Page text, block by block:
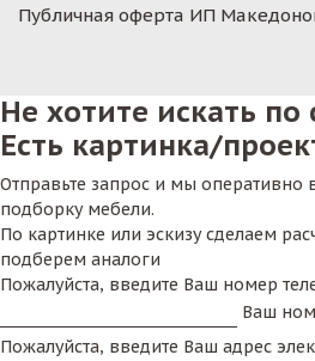
Публичная оферта ИП
Не хотите искать по
Есть картинка/
Отправьте запрос и мы оперативно
подборку мебели.
По картинке или эскизу сделаем
подберем аналоги
Пожалуйста, введите Ваш номер
Ваш
Пожалуйста, введите Ваш адрес